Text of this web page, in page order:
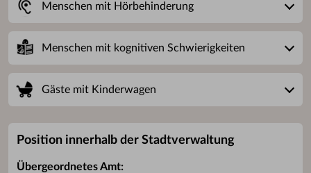
Menschen mit Hörbehinderung
Menschen mit kognitiven Schwierigkeiten
Gäste mit Kinderwagen
Position innerhalb der Stadtverwaltung
Übergeordnetes Amt: